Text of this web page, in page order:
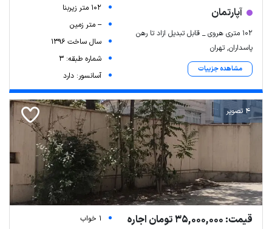
آپارتمان
۱۰۲ متری هروی _ قابل تبدیل ازاد تا رهن
پاسداران, تهران
مشاهده جزییات
102 متر زیربنا
-- متر زمین
سال ساخت 1396
شماره طبقه: 3
آسانسور: دارد
4 تصویر
قیمت: 35,000,000 تومان اجاره
1 خواب